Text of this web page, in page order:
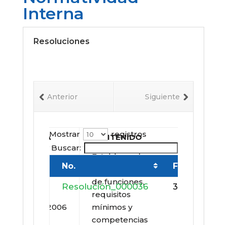
Interna
Resoluciones
Siguiente
Anterior
FECHA CONTENIDO
20/10/2006
Establece el
manual especifico
de funciones,
requisitos
mínimos y
competencias
Mostrar
registros
Buscar:
No.
FECHA
Resolución_000036 30/07/2026